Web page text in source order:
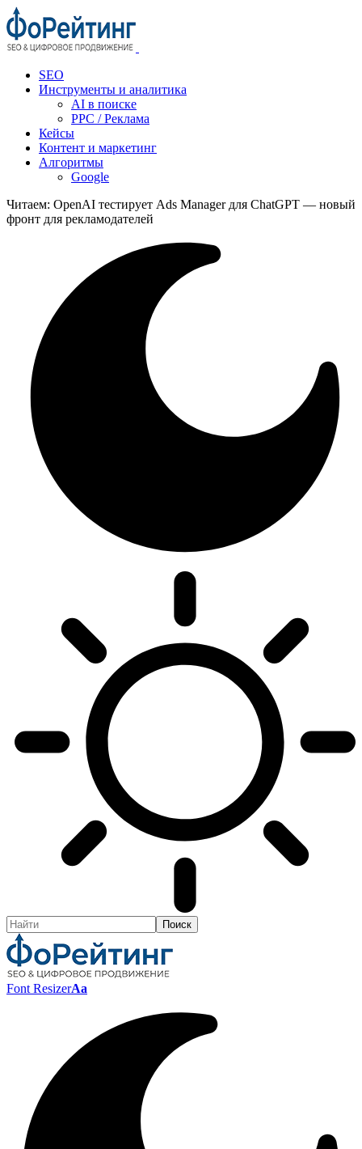
SEO
Инструменты и аналитика
AI в поиске
PPC / Реклама
Кейсы
Контент и маркетинг
Алгоритмы
Google
Читаем: OpenAI тестирует Ads Manager для ChatGPT — новый
фронт для рекламодателей
Font ResizerAa